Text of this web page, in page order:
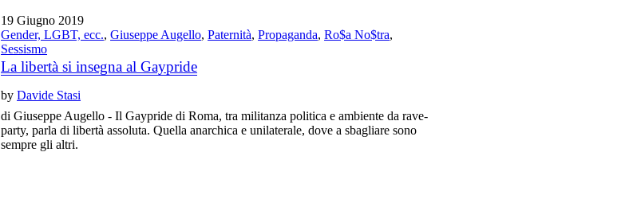
19 Giugno 2019
Gender, LGBT, ecc.,Giuseppe Augello,Paternità,Propaganda,Ro$a No$tra,
Sessismo
La libertà si insegna al Gaypride
byDavide Stasi
di Giuseppe Augello - Il Gaypride di Roma, tra militanza politica e ambiente da rave-
party, parla di libertà assoluta. Quella anarchica e unilaterale, dove a sbagliare sono
sempre gli altri.